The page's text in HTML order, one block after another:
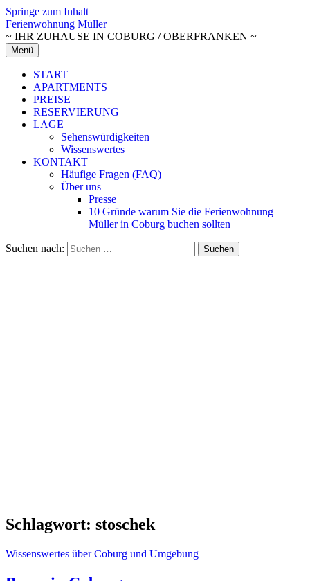
Springe zum Inhalt
Ferienwohnung Müller
~ IHR ZUHAUSE IN COBURG / OBERFRANKEN ~
Menü
START
APARTMENTS
PREISE
RESERVIERUNG
LAGE
Sehenswürdigkeiten
Wissenswertes
KONTAKT
Häufige Fragen (FAQ)
Über uns
Presse
10 Gründe warum Sie die Ferienwohnung
Müller in Coburg buchen sollten
Suchen nach:
Schlagwort: stoschek
Wissenswertes über Coburg und Umgebung